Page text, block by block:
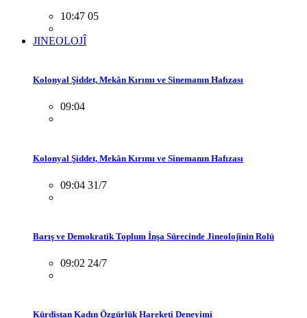
10:47 05
JINEOLOJÎ
Kolonyal Şiddet, Mekân Kırımı ve Sinemanın Hafızası
09:04
Kolonyal Şiddet, Mekân Kırımı ve Sinemanın Hafızası
09:04 31/7
Barış ve Demokratik Toplum İnşa Sürecinde Jineolojînin Rolü
09:02 24/7
Kürdistan Kadın Özgürlük Hareketi Deneyimi